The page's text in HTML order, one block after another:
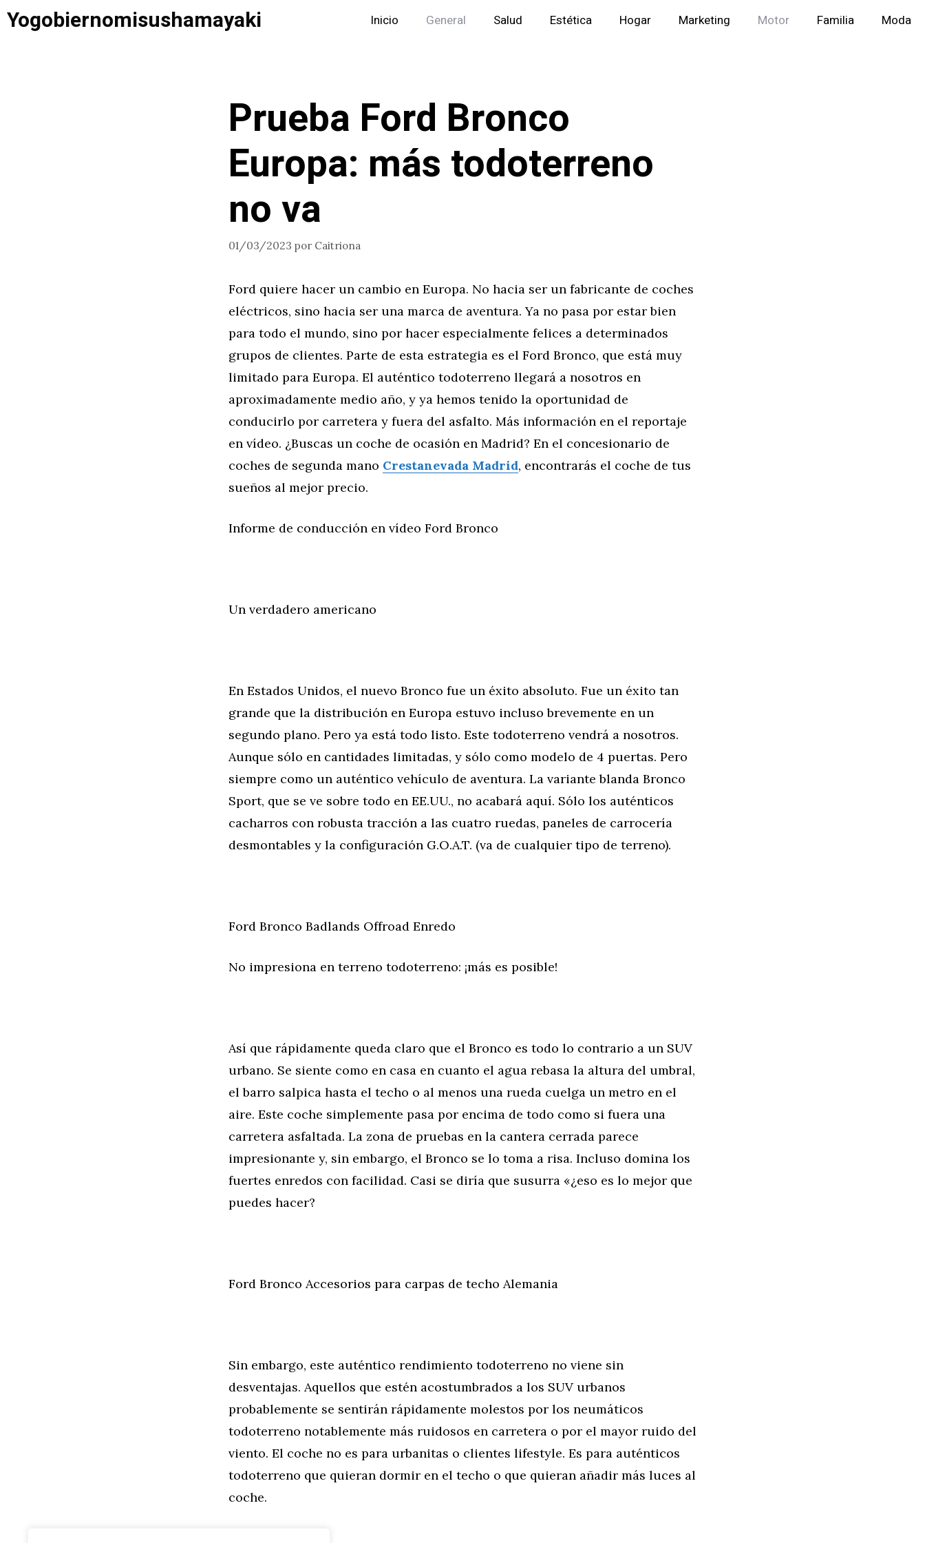
Saltar
Yogobiernomisushamayaki Inicio General Salud Estética Hogar Marketing Motor Familia Moda
Prueba Ford Bronco
Europa: más todoterreno
no va
01/03/2023 por Caitriona
Ford quiere hacer un cambio en Europa. No hacia ser un fabricante de coches
eléctricos, sino hacia ser una marca de aventura. Ya no pasa por estar bien
para todo el mundo, sino por hacer especialmente felices a determinados
grupos de clientes. Parte de esta estrategia es el Ford Bronco, que está muy
limitado para Europa. El auténtico todoterreno llegará a nosotros en
aproximadamente medio año, y ya hemos tenido la oportunidad de
conducirlo por carretera y fuera del asfalto. Más información en el reportaje
en vídeo. ¿Buscas un coche de ocasión en Madrid? En el concesionario de
coches de segunda mano Crestanevada Madrid, encontrarás el coche de tus
sueños al mejor precio.
Informe de conducción en vídeo Ford Bronco
Un verdadero americano
En Estados Unidos, el nuevo Bronco fue un éxito absoluto. Fue un éxito tan
grande que la distribución en Europa estuvo incluso brevemente en un
segundo plano. Pero ya está todo listo. Este todoterreno vendrá a nosotros.
Aunque sólo en cantidades limitadas, y sólo como modelo de 4 puertas. Pero
siempre como un auténtico vehículo de aventura. La variante blanda Bronco
Sport, que se ve sobre todo en EE.UU., no acabará aquí. Sólo los auténticos
cacharros con robusta tracción a las cuatro ruedas, paneles de carrocería
desmontables y la configuración G.O.A.T. (va de cualquier tipo de terreno).
Ford Bronco Badlands Offroad Enredo
No impresiona en terreno todoterreno: ¡más es posible!
Así que rápidamente queda claro que el Bronco es todo lo contrario a un SUV
urbano. Se siente como en casa en cuanto el agua rebasa la altura del umbral,
el barro salpica hasta el techo o al menos una rueda cuelga un metro en el
aire. Este coche simplemente pasa por encima de todo como si fuera una
carretera asfaltada. La zona de pruebas en la cantera cerrada parece
impresionante y, sin embargo, el Bronco se lo toma a risa. Incluso domina los
fuertes enredos con facilidad. Casi se diría que susurra «¿eso es lo mejor que
puedes hacer?
Ford Bronco Accesorios para carpas de techo Alemania
Sin embargo, este auténtico rendimiento todoterreno no viene sin
desventajas. Aquellos que estén acostumbrados a los SUV urbanos
probablemente se sentirán rápidamente molestos por los neumáticos
todoterreno notablemente más ruidosos en carretera o por el mayor ruido del
viento. El coche no es para urbanitas o clientes lifestyle. Es para auténticos
todoterreno que quieran dormir en el techo o que quieran añadir más luces al
coche.